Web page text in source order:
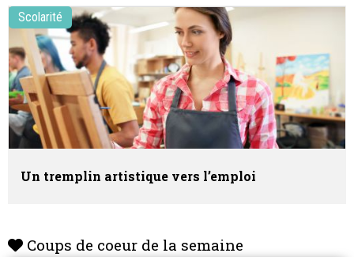
Scolarité
Un tremplin artistique vers l’emploi
Coups de coeur de la semaine